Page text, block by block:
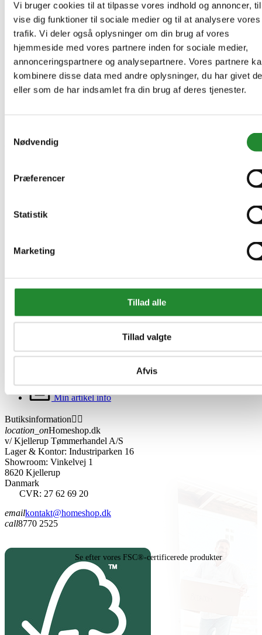
Vi bruger cookies til at tilpasse vores indhold og annoncer,
vise dig funktioner til sociale medier og til at analysere vores
trafik. Vi deler også oplysninger om din brug af vores
hjemmeside med vores partnere inden for sociale medier,
annonceringspartnere og analysepartnere. Vores partnere
kombinere disse data med andre oplysninger, du har givet
eller som de har indsamlet fra din brug af deres tjenester.
Nødvendig
Præferencer
Statistik
Marketing
Tillad alle
Tillad valgte
Afvis
Information 
Handelsbetingelser
Fortrydelsesret
Beregnere
Cookie- og privatlivspolitik
Black Friday
Om Homeshop.dk
Grill Event - Nordens Største
Sponsorliste
Avis
Kreditnotaer
Adresser
Min artikel kommentarer
Min artikel info
Butiksinformation 
location_onHomeshop.dk
v/ Kjellerup Tømmerhandel A/S
Lager & Kontor: Industriparken 16
Showroom: Vinkelvej 1
8620 Kjellerup
Danmark
CVR: 27 62 69 20
emailkontakt@homeshop.dk
call8770 2525
Se efter vores FSC®-certificerede produkter